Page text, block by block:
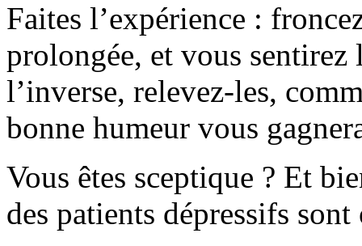
Faites l’expérience :
prolongée, et vous sentirez
l’inverse, relevez-les,
bonne humeur vous
Vous êtes sceptique ? Et
des patients dépressifs